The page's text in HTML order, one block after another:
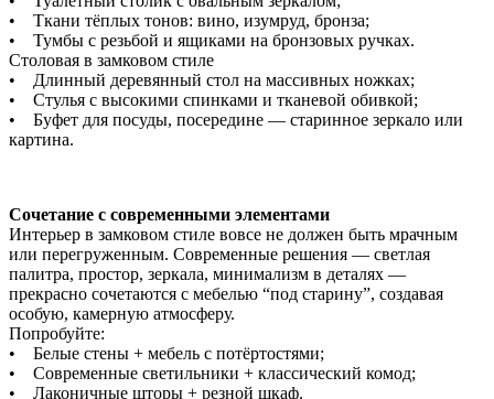
• Ткани тёплых тонов: вино, изумруд, бронза;
• Тумбы с резьбой и ящиками на бронзовых ручках.
Столовая в замковом стиле
• Длинный деревянный стол на массивных ножках;
• Стулья с высокими спинками и тканевой обивкой;
• Буфет для посуды, посередине — старинное зеркало или
картина.
Сочетание с современными элементами
Интерьер в замковом стиле вовсе не должен быть мрачным
или перегруженным. Современные решения — светлая
палитра, простор, зеркала, минимализм в деталях —
прекрасно сочетаются с мебелью “под старину”, создавая
особую, камерную атмосферу.
Попробуйте:
• Белые стены + мебель с потёртостями;
• Современные светильники + классический комод;
• Лаконичные шторы + резной шкаф.